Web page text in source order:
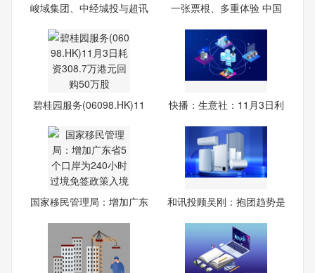
峻域集团、中经城投与超讯
一张票根、多重体验 中国
碧桂园服务(06098.HK)11
快播：生意社：11月3日利
国家移民管理局：增加广东
和讯投顾吴刚：抱团趋势是